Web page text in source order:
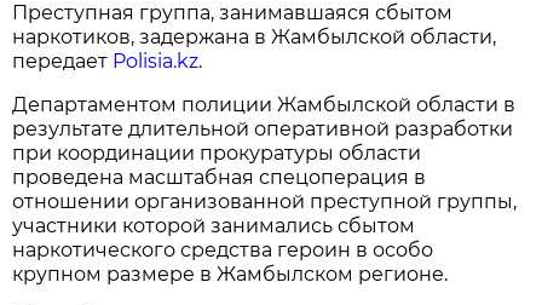
Преступная группа, занимавшаяся сбытом
наркотиков, задержана в Жамбылской области,
передает Polisia.kz.
Департаментом полиции Жамбылской области в
результате длительной оперативной разработки
при координации прокуратуры области
проведена масштабная спецоперация в
отношении организованной преступной группы,
участники которой занимались сбытом
наркотического средства героин в особо
крупном размере в Жамбылском регионе.